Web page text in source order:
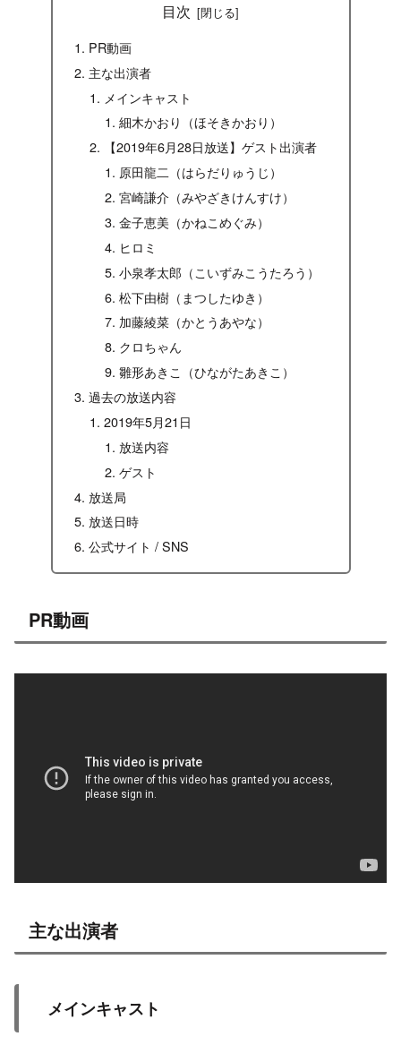
目次
PR動画
主な出演者
メインキャスト
細木かおり（ほそきかおり）
【2019年6月28日放送】ゲスト出演者
原田龍二（はらだりゅうじ）
宮崎謙介（みやざきけんすけ）
金子恵美（かねこめぐみ）
ヒロミ
小泉孝太郎（こいずみこうたろう）
松下由樹（まつしたゆき）
加藤綾菜（かとうあやな）
クロちゃん
雛形あきこ（ひながたあきこ）
過去の放送内容
2019年5月21日
放送内容
ゲスト
放送局
放送日時
公式サイト / SNS
PR動画
主な出演者
メインキャスト